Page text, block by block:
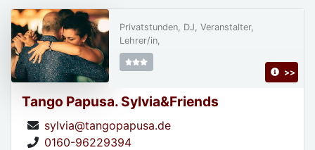
Tango Papusa. Sylvia&Friends
sylvia@tangopapusa.de
0160-96229394
Privatstunden, DJ, Veranstalter,
Lehrer/in,
>>